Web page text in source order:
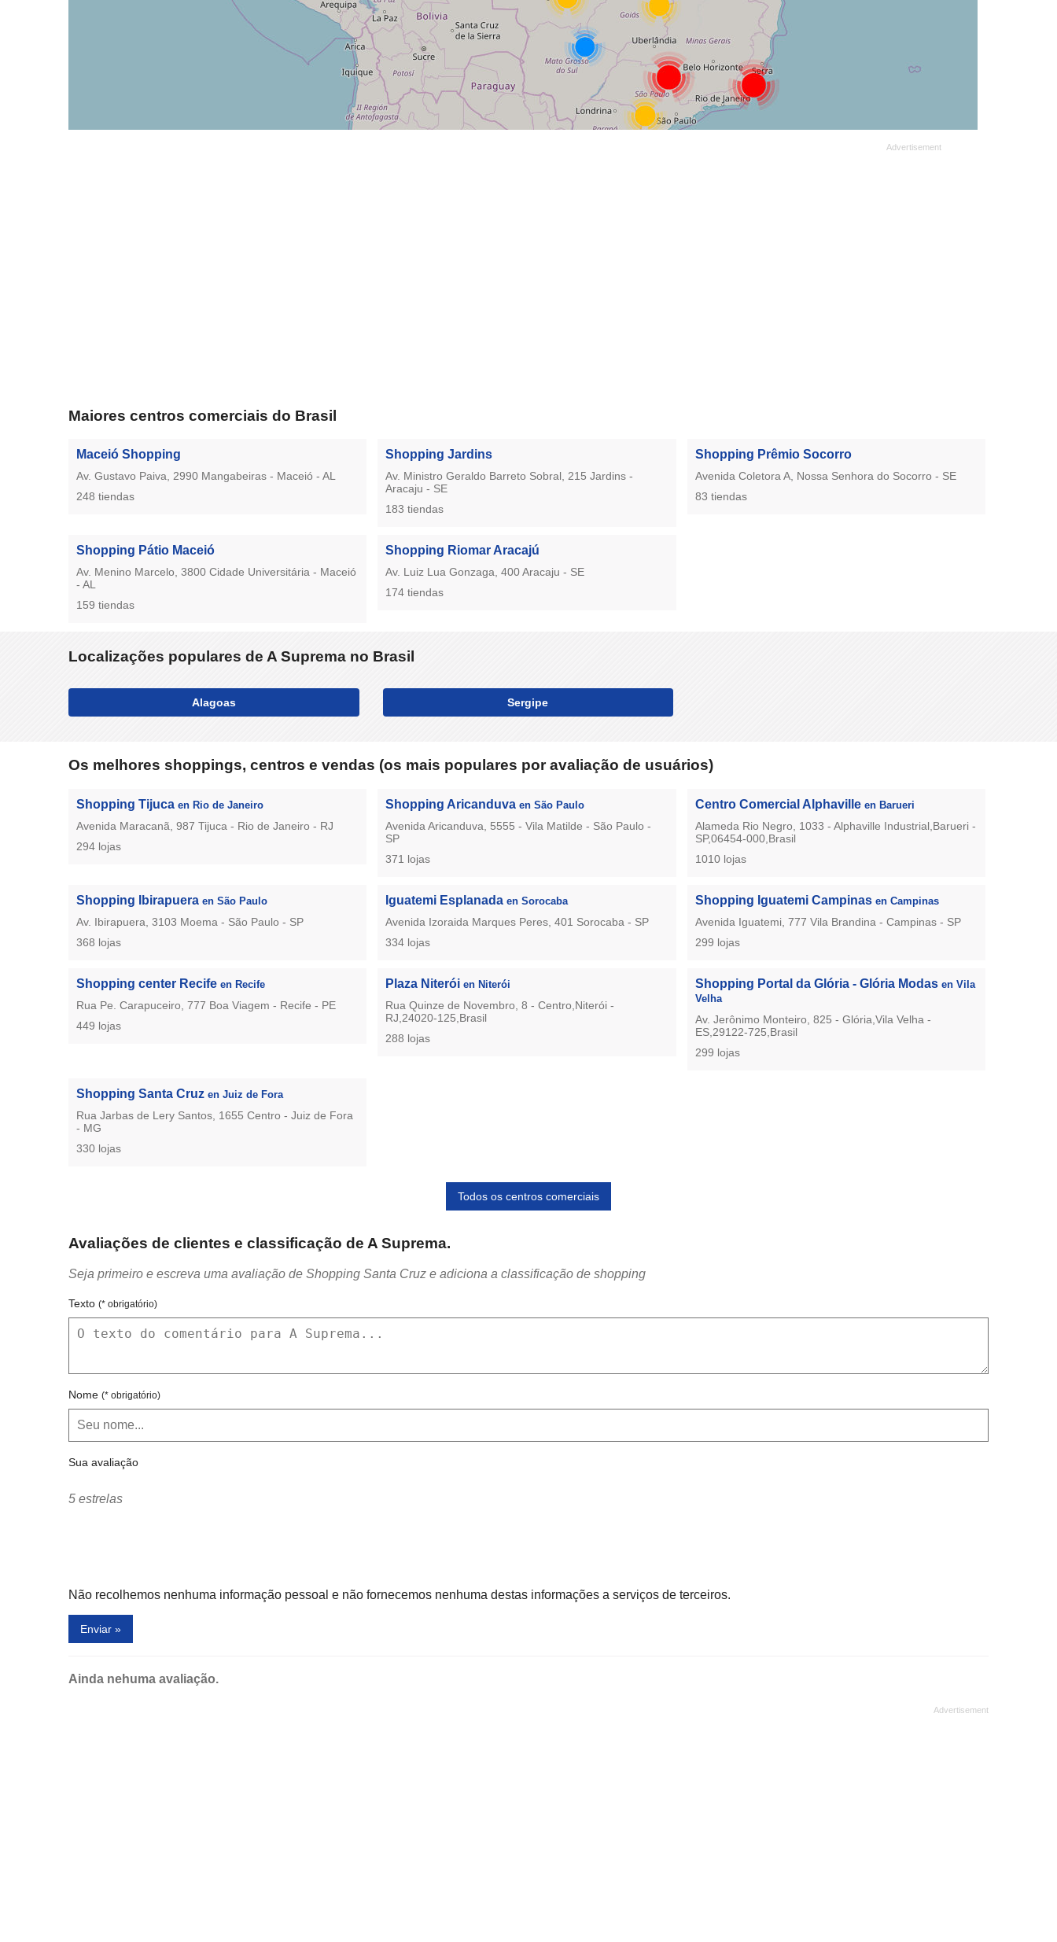
Maiores centros comerciais do Brasil
Maceió Shopping
Av. Gustavo Paiva, 2990 Mangabeiras - Maceió - AL
248 tiendas
Shopping Jardins
Av. Ministro Geraldo Barreto Sobral, 215 Jardins -
Aracaju - SE
183 tiendas
Shopping Prêmio Socorro
Avenida Coletora A, Nossa Senhora do Socorro - SE
83 tiendas
Shopping Pátio Maceió
Av. Menino Marcelo, 3800 Cidade Universitária - Maceió
- AL
159 tiendas
Shopping Riomar Aracajú
Av. Luiz Lua Gonzaga, 400 Aracaju - SE
174 tiendas
Localizações populares de A Suprema no Brasil
Alagoas Sergipe
Os melhores shoppings, centros e vendas (os mais populares por avaliação de usuários)
Shopping Tijuca en Rio de Janeiro
Avenida Maracanã, 987 Tijuca - Rio de Janeiro - RJ
294 lojas
Shopping Aricanduvaen São Paulo
Avenida Aricanduva, 5555 - Vila Matilde - São Paulo -
SP
371 lojas
Centro Comercial Alphaville en Barueri
Alameda Rio Negro, 1033 - Alphaville Industrial,Barueri -
SP,06454-000,Brasil
1010 lojas
Shopping Ibirapuera en São Paulo
Av. Ibirapuera, 3103 Moema - São Paulo - SP
368 lojas
Iguatemi Esplanadaen Sorocaba
Avenida Izoraida Marques Peres, 401 Sorocaba - SP
334 lojas
Shopping Iguatemi Campinas en Campinas
Avenida Iguatemi, 777 Vila Brandina - Campinas - SP
299 lojas
Shopping center Recife en Recife
Rua Pe. Carapuceiro, 777 Boa Viagem - Recife - PE
449 lojas
Plaza Niteróien Niterói
Rua Quinze de Novembro, 8 - Centro,Niterói -
RJ,24020-125,Brasil
288 lojas
Shopping Portal da Glória - Glória Modas en Vila
Velha
Av. Jerônimo Monteiro, 825 - Glória,Vila Velha -
ES,29122-725,Brasil
299 lojas
Shopping Santa Cruz en Juiz de Fora
Rua Jarbas de Lery Santos, 1655 Centro - Juiz de Fora
- MG
330 lojas
Todos os centros comerciais
Avaliações de clientes e classificação de A Suprema.
Seja primeiro e escreva uma avaliação de Shopping Santa Cruz e adiciona a classificação de shopping
Texto (* obrigatório)
Nome (* obrigatório)
Sua avaliação
5 estrelas
Não recolhemos nenhuma informação pessoal e não fornecemos nenhuma destas informações a serviços de terceiros.
Enviar »
Ainda nehuma avaliação.